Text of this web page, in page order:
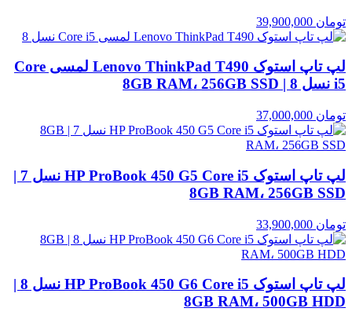
تومان
لپ تاپ استوک Lenovo ThinkPad T490 لمسی Core
i5 نسل 8 | 8GB RAM، 256GB SSD
تومان
لپ تاپ استوک HP ProBook 450 G5 Core i5 نسل 7 |
8GB RAM، 256GB SSD
تومان
لپ تاپ استوک HP ProBook 450 G6 Core i5 نسل 8 |
8GB RAM، 500GB HDD